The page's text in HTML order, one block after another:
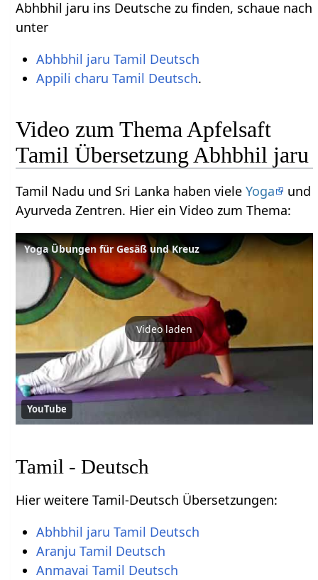
Abhbhil jaru ins Deutsche zu finden, schaue nach
unter
Abhbhil jaru Tamil Deutsch
Appili charu Tamil Deutsch.
Video zum Thema Apfelsaft
Tamil Übersetzung Abhbhil jaru
Tamil Nadu und Sri Lanka haben vieleYoga
und
Ayurveda Zentren. Hier ein Video zum Thema:
Yoga Übungen für Gesäß und Kreuz
Video laden
YouTube
Tamil - Deutsch
Hier weitere Tamil-Deutsch Übersetzungen:
Abhbhil jaru Tamil Deutsch
Aranju Tamil Deutsch
Anmavai Tamil Deutsch